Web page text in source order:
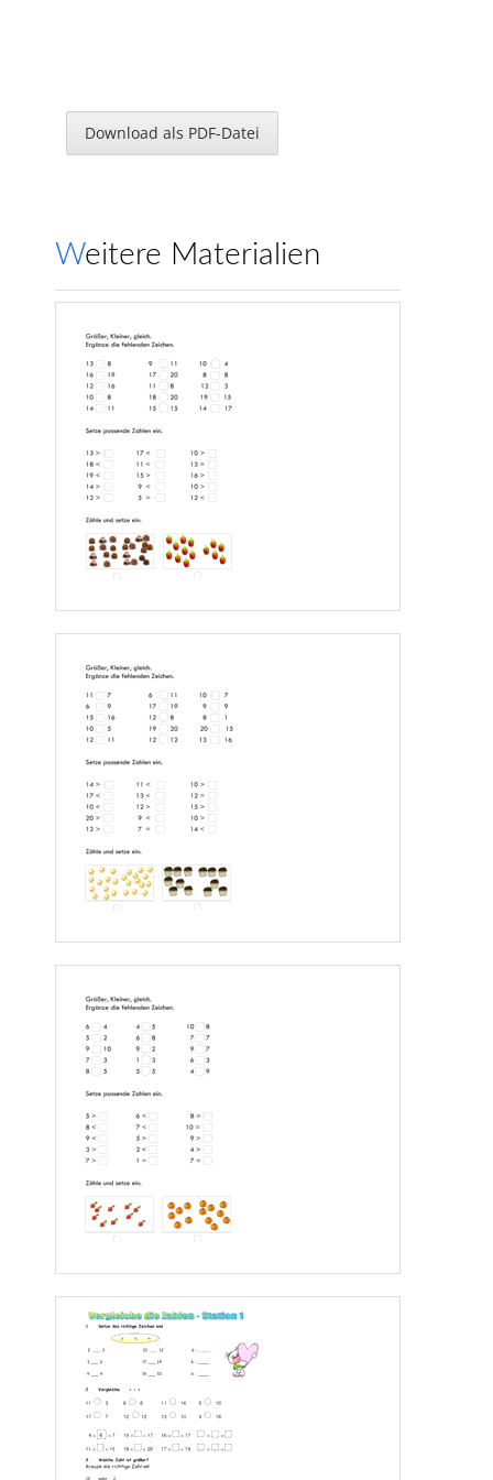
Download als PDF-Datei
Weitere Materialien